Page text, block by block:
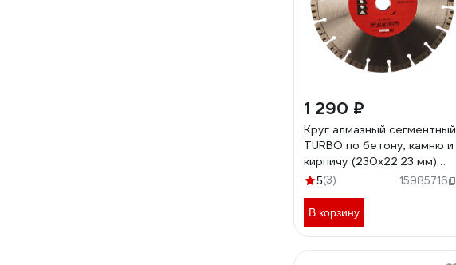
1 290 ₽
Круг алмазный сегментный
TURBO по бетону, камню и
кирпичу (230х22.23 мм)
REDVERG 6621296
5(3) 15985716
В корзину